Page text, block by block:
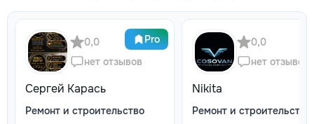
Pro
0,0
нет отзывов
Сергей Карась
Ремонт и строительство
0,0
нет отзывов
Nikita
Ремонт и строительство